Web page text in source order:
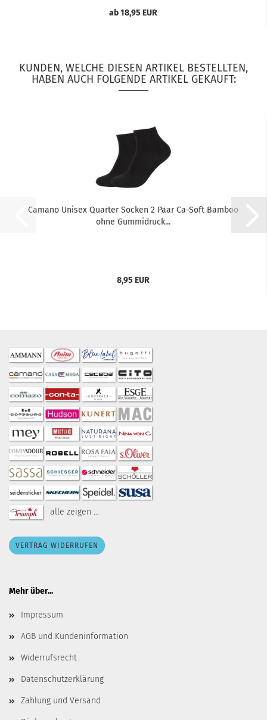
ab 18,95 EUR
KUNDEN, WELCHE DIESEN ARTIKEL BESTELLTEN,
HABEN AUCH FOLGENDE ARTIKEL GEKAUFT:
Camano Unisex Quarter Socken 2 Paar Ca-Soft Bamboo
ohne Gummidruck...
8,95 EUR
alle zeigen ...
VERTRAG WIDERRUFEN
Mehr über...
Impressum
AGB und Kundeninformation
Widerrufsrecht
Datenschutzerklärung
Zahlung und Versand